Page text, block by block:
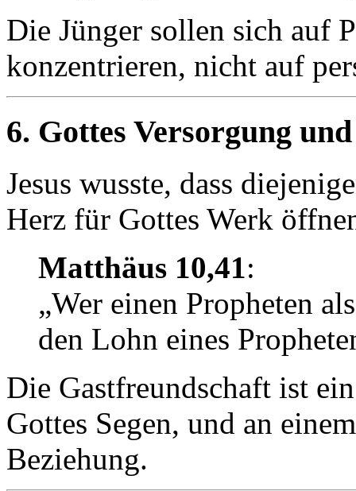
Die Jünger sollen sich auf
konzentrieren, nicht auf
6. Gottes Versorgung
Jesus wusste, dass
Herz für Gottes Werk
Matthäus 10,41 :
„Wer einen Propheten
den Lohn eines
Die Gastfreundschaft ist
Gottes Segen, und an
Beziehung.